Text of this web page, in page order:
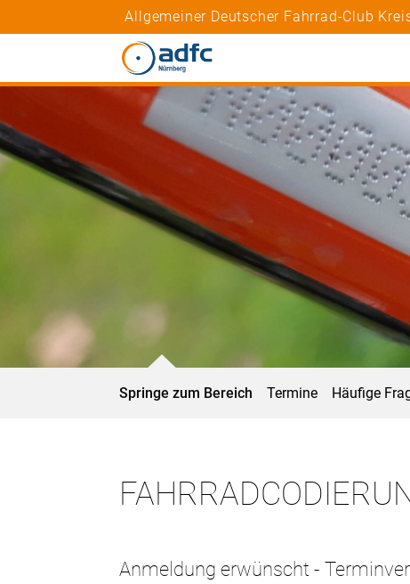
Allgemeiner Deutscher Fahrrad-Club
Springe zum Bereich Termine Häufige
Anmeldung erwünscht -